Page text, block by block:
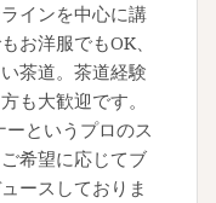
インを中心に講
お洋服でもOK、
茶道。茶道経験
も大歓迎です。
というプロのス
希望に応じてブ
ースしておりま